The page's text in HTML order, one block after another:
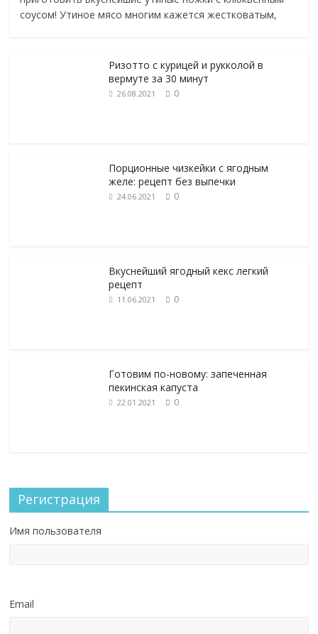
соусом! Утиное мясо многим кажется жестковатым,
Ризотто с курицей и рукколой в
вермуте за 30 минут
26.08.2021 0
Порционные чизкейки с ягодным
желе: рецепт без выпечки
24.06.2021 0
Вкуснейший ягодный кекс легкий
рецепт
11.06.2021 0
Готовим по-новому: запеченная
пекинская капуста
22.01.2021 0
Регистрация
Имя пользователя
Email